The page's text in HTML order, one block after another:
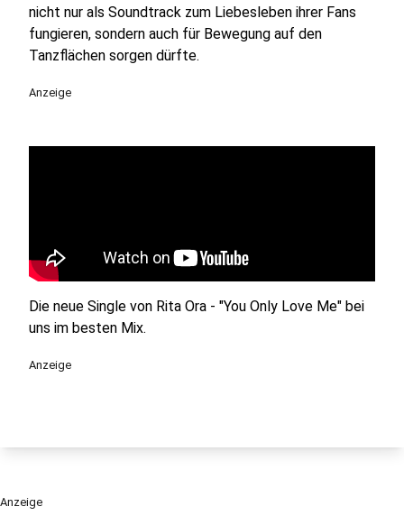
nicht nur als Soundtrack zum Liebesleben ihrer Fans
fungieren, sondern auch für Bewegung auf den
Tanzflächen sorgen dürfte.
Anzeige
Die neue Single von Rita Ora - "You Only Love Me" bei
uns im besten Mix.
Anzeige
Anzeige